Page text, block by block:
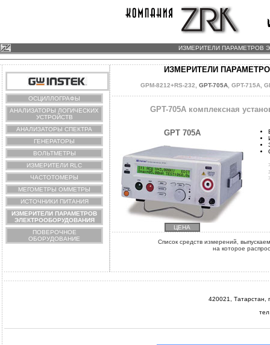
ИЗМЕРИТЕЛИ ПАРАМЕТРОВ
ОСЦИЛЛОГРАФЫ
АНАЛИЗАТОРЫ ЛОГИЧЕСКИХ
УСТРОЙСТВ
АНАЛИЗАТОРЫ СПЕКТРА
ГЕНЕРАТОРЫ
ВОЛЬТМЕТРЫ
ИЗМЕРИТЕЛИ RLC
ЧАСТОТОМЕРЫ
МЕГОМЕТРЫ ОММЕТРЫ
ИСТОЧНИКИ ПИТАНИЯ
ИЗМЕРИТЕЛИ ПАРАМЕТРОВ
ЭЛЕКТРООБОРУДОВАНИЯ
ПОВЕРОЧНОЕ
ОБОРУДОВАНИЕ
ИЗМЕРИТЕЛИ
GPM-8212+RS-232, GPT-705A, GPT-715A,
GPT-705A комплексная
GPT 705A
ЦЕНА
Список средств измерений,
на которое
420021, Татарстан,